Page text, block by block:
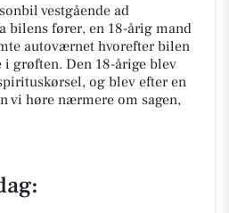
vestgående ad
bilens fører, en 18-årig mand
autoværnet hvorefter bilen
i grøften. Den 18-årige blev
og blev efter en
vi høre nærmere om sagen,